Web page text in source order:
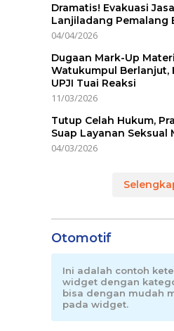
Dramatis! Evakuasi
Lanjiladang Pemalang
04/04/2026
Dugaan Mark-Up
Watukumpul Berlanjut,
UPJI Tuai Reaksi
11/03/2026
Tutup Celah Hukum,
Suap Layanan Seksual
04/03/2026
Otomotif
Ini adalah contoh
widget dengan
bisa dengan mudah
pada widget.